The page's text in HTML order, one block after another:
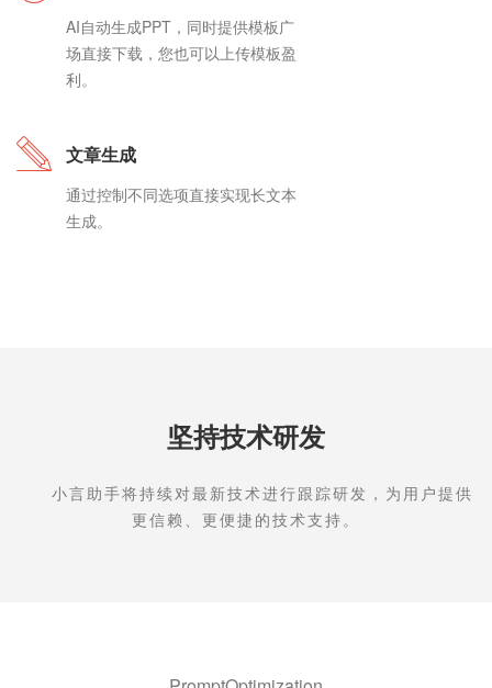
AI自动生成PPT，同时提供模板广
场直接下载，您也可以上传模板盈
利。
文章生成
通过控制不同选项直接实现长文本
生成。
坚持技术研发
小言助手将持续对最新技术进行跟踪研发，为用户提供
更信赖、更便捷的技术支持。